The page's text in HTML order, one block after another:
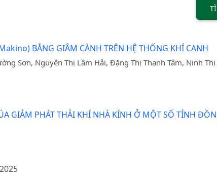
BẰNG GIÂM CÀNH TRÊN HỆ THỐNG KHÍ CANH
Sơn, Nguyễn Thị Lâm Hải, Đặng Thị Thanh Tâm, Ninh Thị
GIẢM PHÁT THẢI KHÍ NHÀ KÍNH Ở MỘT SỐ TỈNH